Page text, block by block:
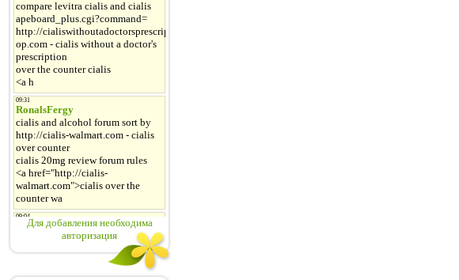
Для добавления необходима
авторизация